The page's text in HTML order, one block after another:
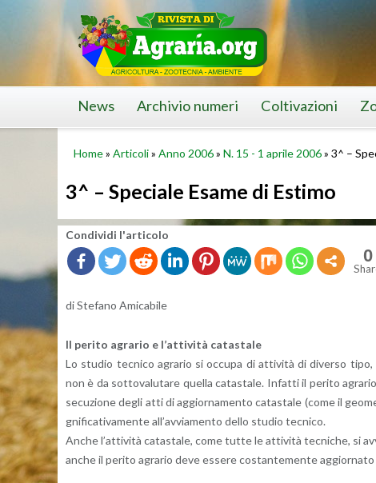
News Archivio numeri Coltivazioni
Home» Articoli» Anno 2006» N. 15 - 1 aprile 2006» 3^ –
3^ – Speciale Esame di Estimo
Con­di­vi­di l'ar­ti­co­lo
0
di Ste­fa­no Ami­ca­bi­le
Il pe­ri­to agra­rio e l’at­ti­vi­tà ca­ta­sta­le
Lo stu­dio tec­ni­co agra­rio si oc­cu­pa di at­ti­vi­tà di di­ver­so
non è da sot­to­va­lu­ta­re quel­la ca­ta­sta­le. In­fat­ti il pe­ri­to
se­cu­zio­ne degli atti di ag­gior­na­men­to ca­ta­sta­le (come il
gni­fi­ca­ti­va­men­te al­l’av­via­men­to dello stu­dio tec­ni­co.
Anche l’at­ti­vi­tà ca­ta­sta­le, come tutte le at­ti­vi­tà tec­ni­che, si
anche il pe­ri­to agra­rio deve es­se­re co­stan­te­men­te